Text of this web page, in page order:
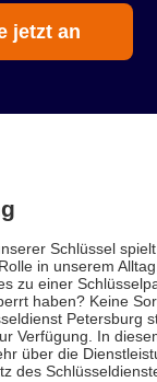
jetzt an
Schlüssel
in unserem
zu einer
haben? Keine
Petersburg
Verfügung. In
über die
des